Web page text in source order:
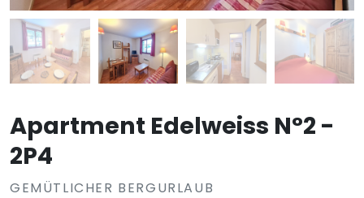
Apartment Edelweiss N°2 -
2P4
GEMÜTLICHER BERGURLAUB